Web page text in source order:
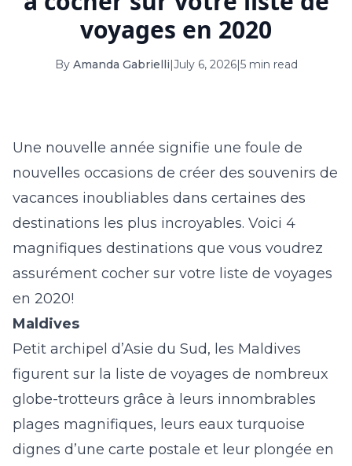
16 17 18 19 20 21 22
24 25
S M T W T F S
1 2 3 4 5
13 14 15 16 17 18 19
20 21 22 23 24 25 26
voyages en 2020
By Amanda Gabrielli|July 6, 2026|5 min read
Une nouvelle année signifie une foule de
nouvelles occasions de créer des souvenirs de
vacances inoubliables dans certaines des
destinations les plus incroyables. Voici 4
magnifiques destinations que vous voudrez
assurément cocher sur votre liste de voyages
en 2020!
Maldives
Petit archipel d’Asie du Sud, les Maldives
figurent sur la liste de voyages de nombreux
globe-trotteurs grâce à leurs innombrables
plages magnifiques, leurs eaux turquoise
dignes d’une carte postale et leur plongée en